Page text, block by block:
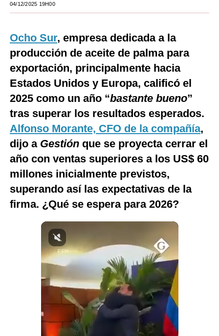
Club del Suscriptor
Mix
G de Gestión
Notas Contratadas
Podcast
Gestión TV
Videos
Fotogalerías
04/12/2025 19H00
Ocho Sur, empresa dedicada a la
producción de aceite de palma para
exportación, principalmente hacia
Estados Unidos y Europa, calificó el
2025 como un año “bastante bueno”
tras superar los resultados esperados.
Alfonso Morante, CFO de la compañía,
dijo a Gestión que se proyecta cerrar el
año con ventas superiores a los US$ 60
millones inicialmente previstos,
superando así las expectativas de la
firma. ¿Qué se espera para 2026?